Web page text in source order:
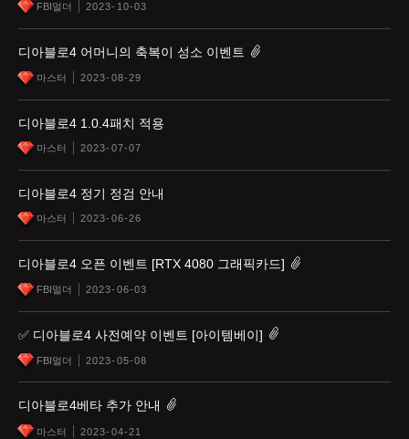
FBI멀더 2023-10-03
디아블로4 어머니의 축복이 성소 이벤트
마스터 2023-08-29
디아블로4 1.0.4패치 적용
마스터 2023-07-07
디아블로4 정기 정검 안내
마스터 2023-06-26
디아블로4 오픈 이벤트 [RTX 4080 그래픽카드]
FBI멀더 2023-06-03
✅ 디아블로4 사전예약 이벤트 [아이템베이]
FBI멀더 2023-05-08
디아블로4베타 추가 안내
마스터 2023-04-21